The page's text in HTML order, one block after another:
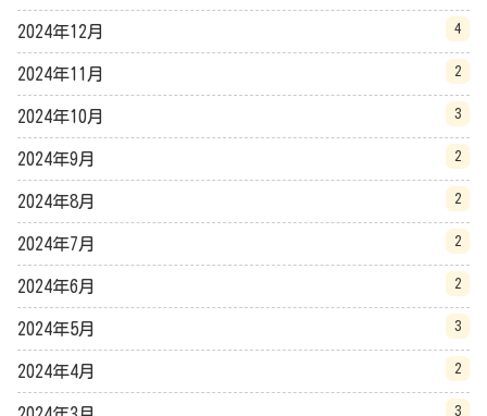
2024年12月 4
2024年11月 2
2024年10月 3
2024年9月 2
2024年8月 2
2024年7月 2
2024年6月 2
2024年5月 3
2024年4月 2
3